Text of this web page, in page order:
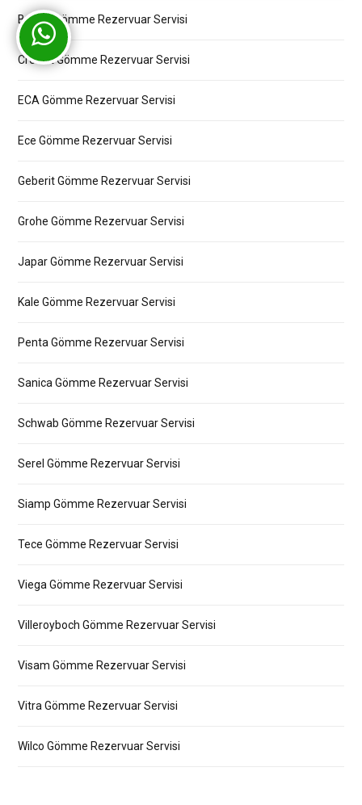
Bocchi Gömme Rezervuar Servisi
Creavit Gömme Rezervuar Servisi
ECA Gömme Rezervuar Servisi
Ece Gömme Rezervuar Servisi
Geberit Gömme Rezervuar Servisi
Grohe Gömme Rezervuar Servisi
Japar Gömme Rezervuar Servisi
Kale Gömme Rezervuar Servisi
Penta Gömme Rezervuar Servisi
Sanica Gömme Rezervuar Servisi
Schwab Gömme Rezervuar Servisi
Serel Gömme Rezervuar Servisi
Siamp Gömme Rezervuar Servisi
Tece Gömme Rezervuar Servisi
Viega Gömme Rezervuar Servisi
Villeroyboch Gömme Rezervuar Servisi
Visam Gömme Rezervuar Servisi
Vitra Gömme Rezervuar Servisi
Wilco Gömme Rezervuar Servisi